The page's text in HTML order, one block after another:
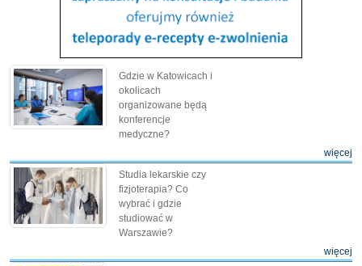
Gdzie w Katowicach i
okolicach
organizowane będą
konferencje
medyczne?
więcej
Studia lekarskie czy
fizjoterapia? Co
wybrać i gdzie
studiować w
Warszawie?
więcej